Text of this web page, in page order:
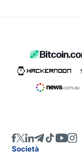
Società